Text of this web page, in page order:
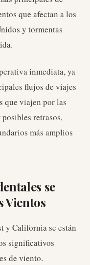
que afectan a los
y tormentas
inmediata, ya
flujos de viajes
que viajen por las
retrasos,
más amplios
se
Vientos
y California se están
significativos
de viento.